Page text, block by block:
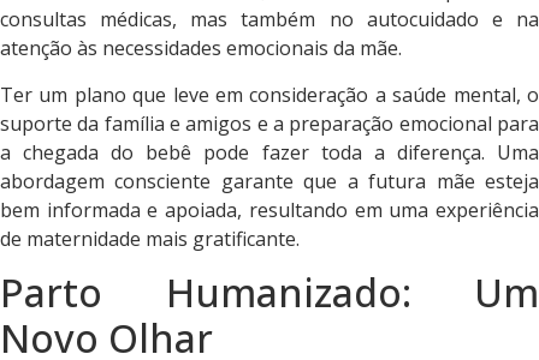
consultas médicas, mas também no autocuidado e na
atenção às necessidades emocionais da mãe.
Ter um plano que leve em consideração a saúde mental, o
suporte da família e amigos e a preparação emocional para
a chegada do bebê pode fazer toda a diferença. Uma
abordagem consciente garante que a futura mãe esteja
bem informada e apoiada, resultando em uma experiência
de maternidade mais gratificante.
Parto Humanizado: Um
Novo Olhar